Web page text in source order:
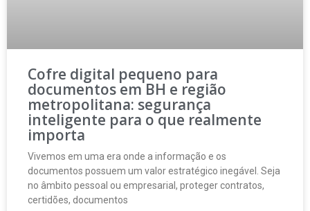
Cofre digital pequeno para
documentos em BH e região
metropolitana: segurança
inteligente para o que realmente
importa
Vivemos em uma era onde a informação e os
documentos possuem um valor estratégico inegável. Seja
no âmbito pessoal ou empresarial, proteger contratos,
certidões, documentos